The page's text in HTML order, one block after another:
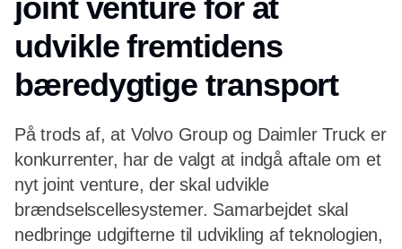
joint venture for at
udvikle fremtidens
bæredygtige transport
På trods af, at Volvo Group og Daimler Truck er
konkurrenter, har de valgt at indgå aftale om et
nyt joint venture, der skal udvikle
brændselscellesystemer. Samarbejdet skal
nedbringe udgifterne til udvikling af teknologien,